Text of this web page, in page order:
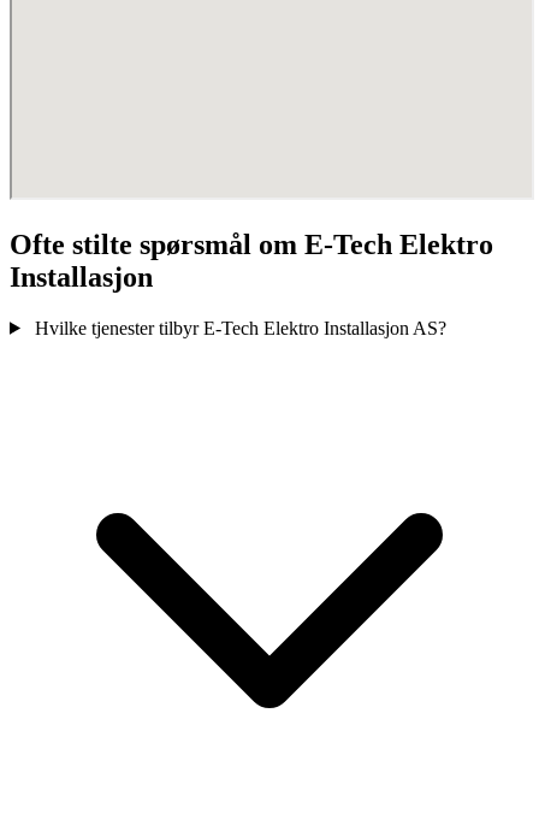
Ofte stilte spørsmål om E-Tech Elektro
Installasjon
Hvilke tjenester tilbyr E-Tech Elektro Installasjon AS?